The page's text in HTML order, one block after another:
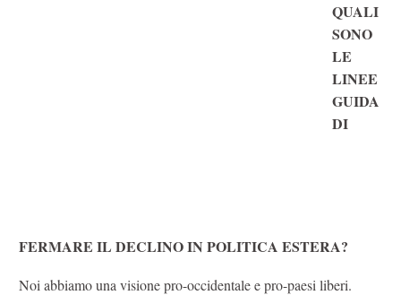
QUALI
SONO
LE
LINEE
GUIDA
DI
FERMARE IL DECLINO IN POLITICA ESTERA?
Noi abbiamo una visione pro-occidentale e pro-paesi liberi.